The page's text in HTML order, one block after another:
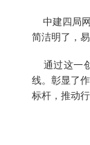
中建四局网
简洁明了，
通过这一
线。彰显了
标杆，推动